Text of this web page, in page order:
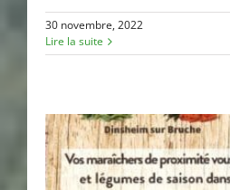
30 novembre, 2022
Lire la suite